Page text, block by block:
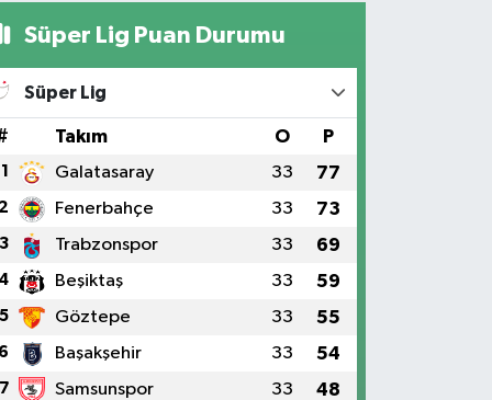
Süper Lig Puan Durumu
Süper Lig
Takım O P
1 Galatasaray 33 77
2 Fenerbahçe 33 73
3 Trabzonspor 33 69
4 Beşiktaş 33 59
5 Göztepe 33 55
6 Başakşehir 33 54
7 Samsunspor 33 48